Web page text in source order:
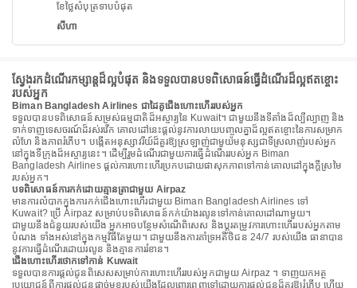
ខែថ្លៃសំបុត្រទាបបំផុត
សីហា
ស្វែងរកដំណើរកម្សាន្តដ៏ល្អបំផុត និងទទួលបានបទពិសោធន៍ធ្វើដំណើរដ៏ល្អឥតខ្ចោះ
របស់អ្នក
Biman Bangladesh Airlines ជាដៃគូជើងហោះហើររបស់អ្នក
ទទួលបានបទពិសោធន៍សម្រស់ធម្មជាតិដ៏អស្ចារ្យនៃ Kuwait។ ជាមួយនឹងទីតាំងដ៏ល្បីល្បាញ និង
ទាក់ទាញទេសចរណ៍ដ៏រស់រវើក គោលដៅនេះផ្តល់នូវការលាយបញ្ចូលគ្នាដ៏ល្អឥតខ្ចោះនៃការសម្រាក
លំហែ និងភាពរំភើប។ បង្កើតអនុស្សាវរីយ៍ដ៏គួរឱ្យស្រឡាញ់ជាមួយមនុស្សជាទីស្រលាញ់របស់អ្នក
នៅក្នុងទីក្រុងដ៏អស្ចារ្យនេះ។ ដើម្បីរួមដំណើរជាមួយការធ្វើដំណើររបស់អ្នក Biman
Bangladesh Airlines ផ្តល់ការហោះហើរប្រកបដោយផាសុកភាពទៅកាន់គោលដៅក្នុងក្តីស្រមៃ
របស់អ្នក។
បទពិសោធន៍ការកក់ដោយគ្មានត្រាជាមួយ Airpaz
មានការលំបាកក្នុងការកក់ជើងហោះហើរជាមួយ Biman Bangladesh Airlines ទៅ
Kuwait? ប្រើ Airpaz សម្រាប់បទពិសោធន៍កក់យ៉ាងរលូនទៅកាន់គោលដៅណាមួយ។
ជាមួយនឹងជំនួយរបស់យើង អ្នកអាចបន្ថែមសំណើពិសេស និងប្ដូរតម្រូវការហោះហើររបស់អ្នកតាម
បំណង ទាំងអស់នៅក្នុងកម្មវិធីតែមួយ។ ជាមួយនឹងការគាំទ្រអតិថិជន 24/7 របស់យើង ធានាបាន
នូវការធ្វើដំណើរដោយរលូន និងគ្មានការរំខាន។
ជើងហោះហើរថោកទៅកាន់ Kuwait
ទទួលបានការផ្តល់ជូនពិសេសសម្រាប់ការហោះហើររបស់អ្នកជាមួយ Airpaz ។ ទាញយកអត្ថ
ប្រយោជន៍ពីការផ្តល់ជូនផ្តាច់មុខរបស់យើងដែលពោរពេញទៅដោយការផ្តល់ជូនដ៏គួរឱ្យរំភើប ហើយ